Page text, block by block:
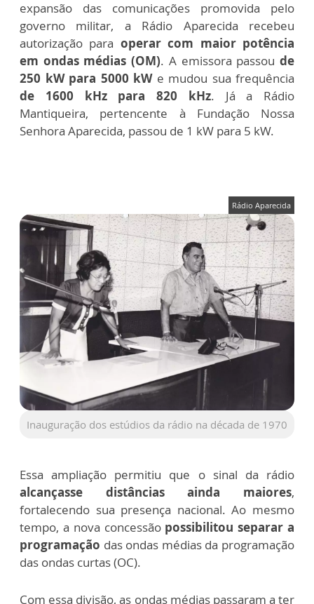
expansão das comunicações promovida pelo
governo militar, a Rádio Aparecida recebeu
autorização para operar com maior potência
em ondas médias (OM). A emissora passoude
250 kW para 5000 kWe mudou sua frequência
de 1600 kHz para 820 kHz. Já a Rádio
Mantiqueira, pertencente à Fundação Nossa
Senhora Aparecida, passou de 1 kW para 5 kW.
Rádio Aparecida
Inauguração dos estúdios da rádio na década de 1970
Essa ampliação permitiu que o sinal da rádio
alcançasse distâncias ainda maiores,
fortalecendo sua presença nacional. Ao mesmo
tempo, a nova concessão possibilitou separar a
programação das ondas médias da programação
das ondas curtas (OC).
Com essa divisão, as ondas médias passaram a ter